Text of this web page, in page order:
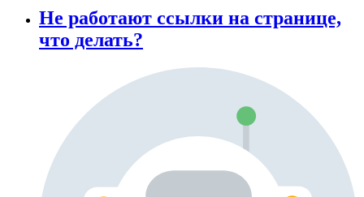
Не работают ссылки на странице,
что делать?